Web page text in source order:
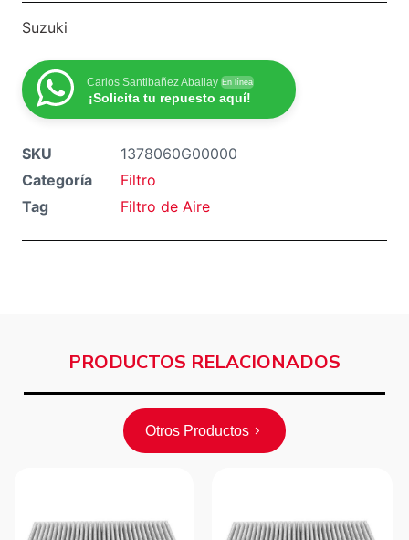
Suzuki
Carlos Santibañez Aballay En línea
¡Solicita tu repuesto aquí!
SKU
1378060G00000
Categoría
Filtro
Tag
Filtro de Aire
PRODUCTOS RELACIONADOS
Otros Productos